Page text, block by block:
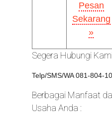
Pesan
Sekarang
»
Segera Hubungi
Telp/SMS/WA 081-804-
Berbagai Manfaat
Usaha Anda :